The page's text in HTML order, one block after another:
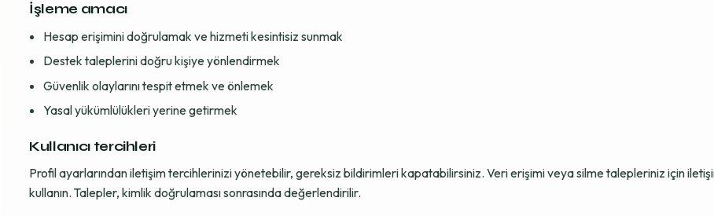
İşleme amacı
Hesap erişimini doğrulamak ve hizmeti kesintisiz sunmak
Destek taleplerini doğru kişiye yönlendirmek
Güvenlik olaylarını tespit etmek ve önlemek
Yasal yükümlülükleri yerine getirmek
Kullanıcı tercihleri
Profil ayarlarından iletişim tercihlerinizi yönetebilir, gereksiz bildirimleri kapatabilirsiniz. Veri erişimi veya silme talepleriniz için
kullanın. Talepler, kimlik doğrulaması sonrasında değerlendirilir.